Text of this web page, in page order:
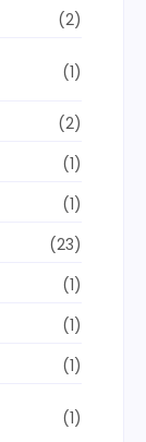
(2)
(1)
(2)
(1)
(1)
(23)
(1)
(1)
(1)
(1)